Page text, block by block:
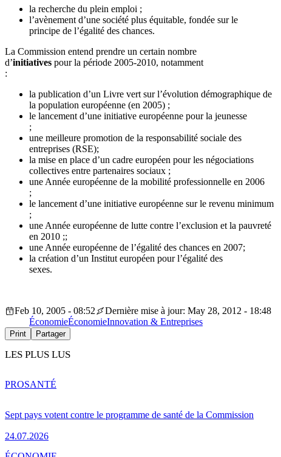
la recherche du plein emploi ;
l’avènement d’une société plus équitable, fondée sur le
principe de l’égalité des chances.
La Commission entend prendre un certain nombre
d’initiatives pour la période 2005-2010, notamment
:
la publication d’un Livre vert sur l’évolution démographique de
la population européenne (en 2005) ;
le lancement d’une initiative européenne pour la jeunesse
;
une meilleure promotion de la responsabilité sociale des
entreprises (RSE);
la mise en place d’un cadre européen pour les négociations
collectives entre partenaires sociaux ;
une Année européenne de la mobilité professionnelle en 2006
;
le lancement d’une initiative européenne sur le revenu minimum
;
une Année européenne de lutte contre l’exclusion et la pauvreté
en 2010 ;;
une Année européenne de l’égalité des chances en 2007;
la création d’un Institut européen pour l’égalité des
sexes.
Feb 10, 2005 - 08:52
Dernière mise à jour: May 28, 2012 - 18:48
ÉconomieÉconomieInnovation & Entreprises
Print Partager
LES PLUS LUS
Sept pays votent contre le programme de santé de la Commission
24.07.2026
PROSANTÉ